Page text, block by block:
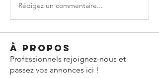
Rédigez un commentaire...
À propos
Professionnels rejoignez-nous et
passez vos annonces ici !